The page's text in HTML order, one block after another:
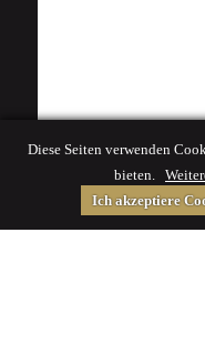
Diese Seiten verwenden
bieten.
Ich akzeptiere